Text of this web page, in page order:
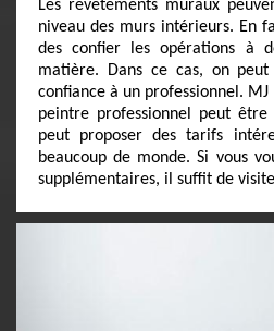
Les revêtements muraux
niveau des murs intérieurs. En
des confier les opérations à
matière. Dans ce cas, on
confiance à un professionnel.
peintre professionnel peut être
peut proposer des tarifs
beaucoup de monde. Si vous
supplémentaires, il suffit de